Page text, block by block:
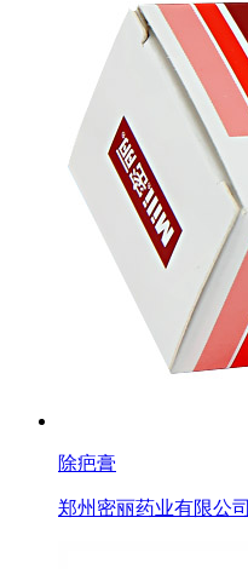
除疤膏
郑州密丽药业有限公司